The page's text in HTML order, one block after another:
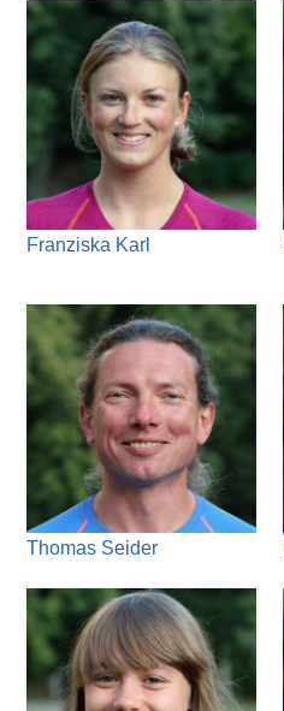
Franziska Karl
Thomas Seider